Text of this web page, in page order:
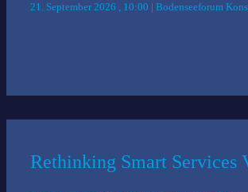
21. September 2026 , 10:00 | Bodenseeforum
Rethinking Smart Services